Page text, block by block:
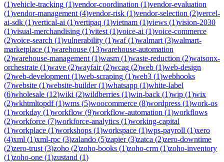
(1)vehicle-tracking (1)vendor-coordination (1)vendor-evaluation
(1)vendor-management (4)vendor-risk (1)vendor-selection (2)vercel-
ai-sdk (1)vertical-ai (1)vertipaq (1)vietnam (1)views (1)vision-2030
(1)visual-merchandising (1)vitest (1)voice-ai (1)voice-commerce
(2)voice-search (1)vulnerability (1)waf(1)walmart (3)walmart-
marketplace (1)warehouse (13)warehouse-automation
(2)warehouse-management (1)wasm (1)waste-reduction (2)watsonx-
orchestrate (1)wave (2)wayfair(2)wcag (2)web (1)web-design
(2)web-development (1)web-scraping (1)web3 (1)webhooks
(7)website (1)website-builder(1)whatsapp (1)white-label
(6)wholesale (12)wiki (2)wildberries (1)win-back (1)wip (1)wix
(2)wkhtmltopdf(1)wms (5)woocommerce (8)wordpress (1)work-os
(1)workday (1)workflow (9)workflow-automation (1)workflows
(2)workforce (7)workforce-analytics (1)working-capital
(1)workplace (1)workshops (1)workspace (1)wps-payroll (1)xero
(4)xml (1)xml-rpc (3)zalando (5)zapier(3)zatca (2)zero-downtime
(2)zero-trust (3)zoho (2)zoho-books (1)zoho-crm (1)zoho-inventory
(1)zoho-one (1)zustand (1)